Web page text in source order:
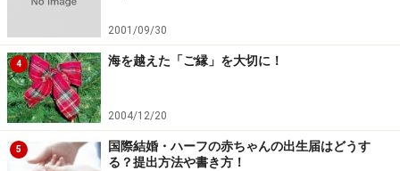
2001/09/30
4 海を越えた「ご縁」を大切に！
2004/12/20
5
国際結婚・ハーフの赤ちゃんの出生届はどうす
る？提出方法や書き方！